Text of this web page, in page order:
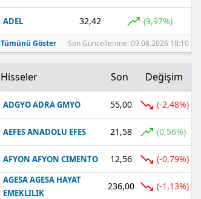
ADEL 32,42 (9,97%)
Tümünü Göster Son Güncellenme: 09.08.2026 18:10
Hisseler Son Değişim
ADGYO ADRA GMYO 55,00 (-2,48%)
AEFES ANADOLU EFES 21,58 (0,56%)
AFYON AFYON CIMENTO 12,56 (-0,79%)
AGESA AGESA HAYAT
EMEKLILIK
236,00 (-1,13%)